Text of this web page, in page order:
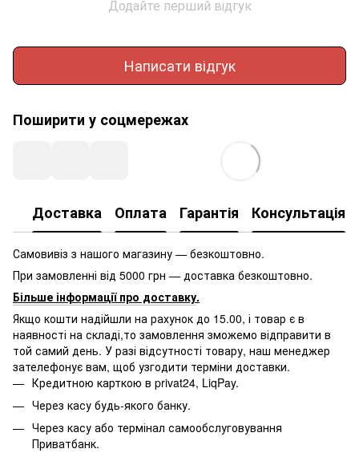
Додайте перший відгук
Написати відгук
Поширити у соцмережах
Доставка Оплата Гарантія Консультація
Самовивіз з нашого магазину — безкоштовно.
При замовленні від 5000 грн — доставка безкоштовно.
Більше інформації про доставку.
Якщо кошти надійшли на рахунок до 15.00, і товар є в
наявності на складі,то замовлення зможемо відправити в
той самий день. У разі відсутності товару, наш менеджер
зателефонує вам, щоб узгодити терміни доставки.
Кредитною карткою в privat24, LiqPay.
Через касу будь-якого банку.
Через касу або термінал самообслуговування
Приватбанк.